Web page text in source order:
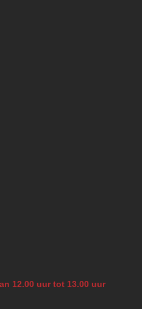
12.00 uur tot 13.00 uur